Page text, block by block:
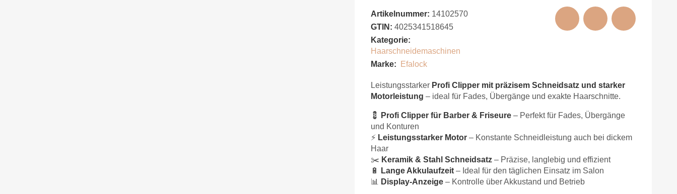
Artikelnummer: 14102570
GTIN: 4025341518645
Kategorie:
Haarschneidemaschinen
Marke:
Efalock
Leistungsstarker Profi Clipper mit präzisem Schneidsatz und starker
Motorleistung – ideal für Fades, Übergänge und exakte Haarschnitte.
💈 Profi Clipper für Barber & Friseure – Perfekt für Fades, Übergänge
und Konturen
⚡ Leistungsstarker Motor – Konstante Schneidleistung auch bei dickem
Haar
✂️ Keramik & Stahl Schneidsatz – Präzise, langlebig und effizient
🔋
Lange Akkulaufzeit – Ideal für den täglichen Einsatz im Salon
📊
Display-Anzeige – Kontrolle über Akkustand und Betrieb